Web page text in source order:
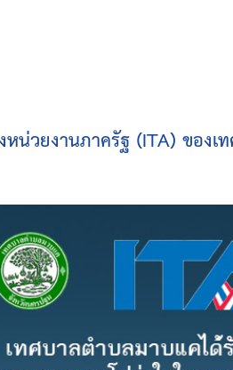
หน่วยงานภาครัฐ (ITA) ขอ